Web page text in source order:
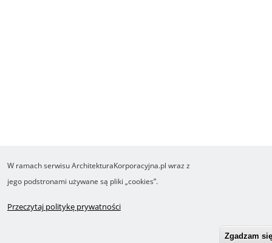
W ramach serwisu ArchitekturaKorporacyjna.pl wraz z
jego podstronami używane są pliki „cookies”.
Przeczytaj politykę prywatności
Zgadzam